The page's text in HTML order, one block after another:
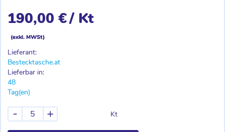
190,00 €/ Kt
(exkl. MWSt)
Lieferant:
Bestecktasche.at
Lieferbar in:
48
Tag(en)
Kt
- +